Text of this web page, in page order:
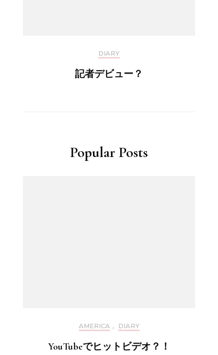
DIARY
記者デビュー？
Popular Posts
AMERICA , DIARY
YouTubeでヒットビデオ？！